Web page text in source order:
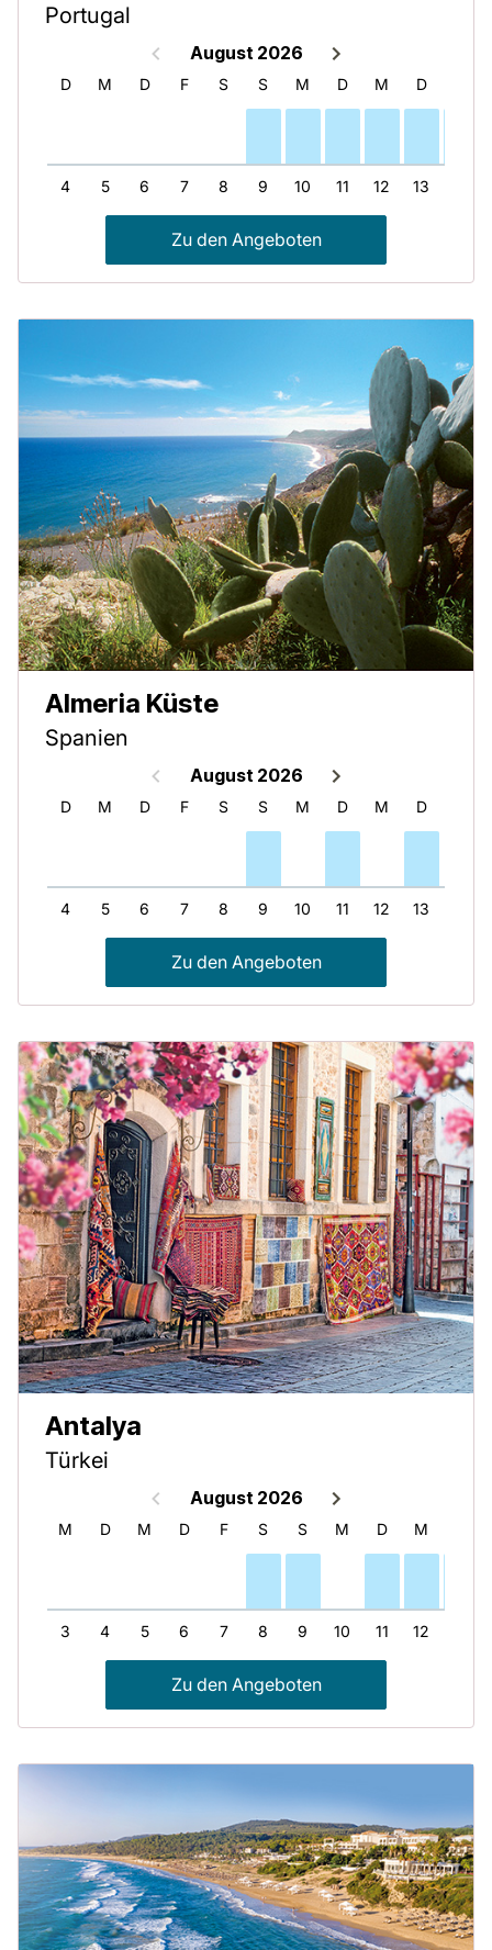
Portugal
August 2026
D
4
M
5
D
6
F
7
S
8
S
9
M
10
D
11
M
12
D
13
Zu den Angeboten
Almeria Küste
Spanien
August 2026
D
4
M
5
D
6
F
7
S
8
S
9
M
10
D
11
M
12
D
13
Zu den Angeboten
Antalya
Türkei
August 2026
M
3
D
4
M
5
D
6
F
7
S
8
S
9
M
10
D
11
M
12
Zu den Angeboten